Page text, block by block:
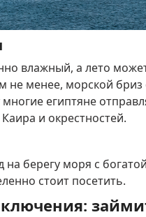
влажный, а лето
не менее, морской
египтяне
и окрестностей.
берегу моря с
стоит посетить.